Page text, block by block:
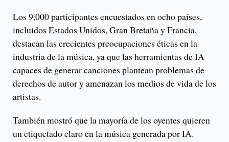
Los 9,000 participantes encuestados en ocho países,
incluidos Estados Unidos, Gran Bretaña y Francia,
destacan las crecientes preocupaciones éticas en la
industria de la música, ya que las herramientas de IA
capaces de generar canciones plantean problemas de
derechos de autor y amenazan los medios de vida de los
artistas.
También mostró que la mayoría de los oyentes quieren
un etiquetado claro en la música generada por IA.